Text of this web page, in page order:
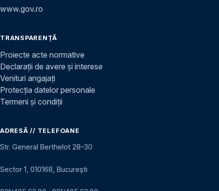
www.gov.ro
TRANSPARENȚĂ
Proiecte acte normative
Declarații de avere și interese
Venituri angajați
Protecția datelor personale
Termeni și condiții
ADRESĂ // TELEFOANE
Str. General Berthelot 28–30
Sector 1, 010168, București